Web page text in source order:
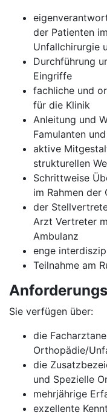
der Patienten
Unfallchirurgie
Durchführung
Eingriffe
fachliche und
für die Klinik
Anleitung und
Famulanten
aktive
strukturellen
Schrittweise
im Rahmen
der
Arzt Vertreter
Ambulanz
enge
Teilnahme am
Sie verfügen über:
die
Orthopädie/
die
und Spezielle
mehrjährige
exzellente